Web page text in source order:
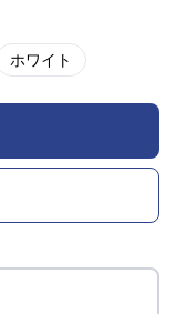
ホワイト